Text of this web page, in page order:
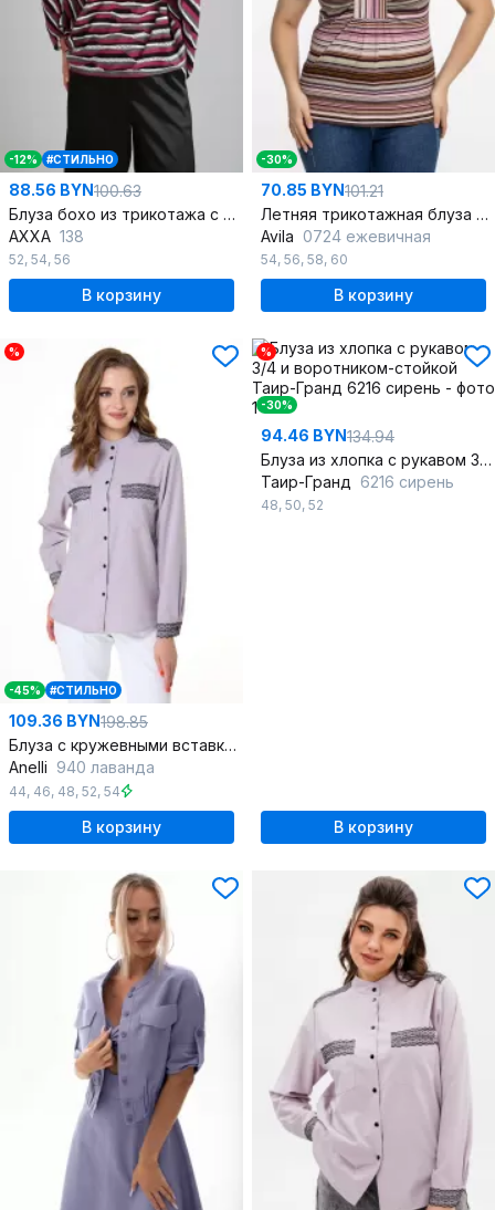
-12% #СТИЛЬНО
88.56 BYN100.63
Блуза бохо из трикотажа с оригинальным кроем и яркими деталями
AXXA 138
52, 54, 56
В корзину
-30%
70.85 BYN101.21
Летняя трикотажная блуза с V-вырезом и сборками
Avila 0724 ежевичная
54, 56, 58, 60
В корзину
%
-45% #СТИЛЬНО
109.36 BYN198.85
Блуза с кружевными вставками и накладными карманами
Anelli 940 лаванда
44, 46, 48, 52, 54
В корзину
%
-30%
94.46 BYN134.94
Блуза из хлопка с рукавом 3/4 и воротником-стойкой
Таир-Гранд 6216 сирень
48, 50, 52
В корзину